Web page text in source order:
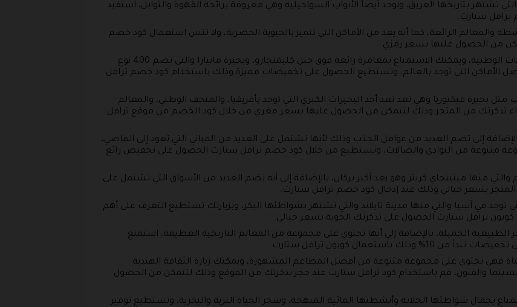
تشتهر بتاريخها العريق، ويوجد أيضاً الأبواب السواحيلية وهي معروفة برائحة القهوة والتوابل، استفيد
والمعالم الرائعة، كما أنه يعد من الأماكن التي تتميز بالحيوية الحضرية، ولا تنس استعمال كود خصم
من الحصول عليها بسعر رمزي.
مدينة أروشا وهي تحتوي على العديد من المتنزهات الوطنية، ويمكنك الاستمتاع بمغامرة رائعة فوق جبل كليمنجارو، وبحيرة مانيارا والتى تضم 400 نوع
الأماكن التي توجد بالعالم، وتستطيع الحصول على تخفيضات مميزة وذلك باستخدام كود خصم ترافل
بحيرة فيكتوريا وهي تعد تعد أحد البحيرات الكبري التي توجد بأفريقيا، والمتحف الوطني، والمعالم
بشراء تذكرتك من المتجر وذلك لتتمكن من الحصول عليها بسعر مغري من خلال كود الخصم من موقع ترافل
إلى تضم العديد من عوامل الجذب وذلك لأنها تشتمل على العديد من المباني التي تعود إلى الماضي،
متنوعة من النوادي والصالات، وتستطيع من خلال كود خصم ترافل ستارت الحصول على تخفيض رائع
منها مينينجاي كريتر وهو يعد أكبر بركان، بالإضافة إلى أنه بضم العديد من الأسواق التي تشتمل على
بسعر خيالي وذلك عند إدخال كود خصم ترافل ستارت.
توجد في آسيا والتي منها مدينة تايلاند والتي تشتهر بشواطئها البكر، وبزيارتك تستطيع التعرف على أهم
كوبون ترافل ستارت الحصول على تذكرتك الجوية بسعر خيالي.
الطبيعية الجميلة، بالإضافة إلى أنها تحتوي على مجموعة من المعالم التاريخية العظيمة، استمتع
باستعمال كوبون ترافل ستارت.
فهي تحتوي على مجموعة متنوعة من أفضل المطاعم المشهورة، ويمكنك زيارة الثقافة الهندية
والفنون، قم باستخدام كود ترافل ستارت عند حجز تذكرتك من الموقع وذلك لتتمكن من الحصول
بجمال شواطئها الخلابة وأنشطتها المائية المبهجة، وسحر الحياة البرية والبحرية، وتستطيع توفير